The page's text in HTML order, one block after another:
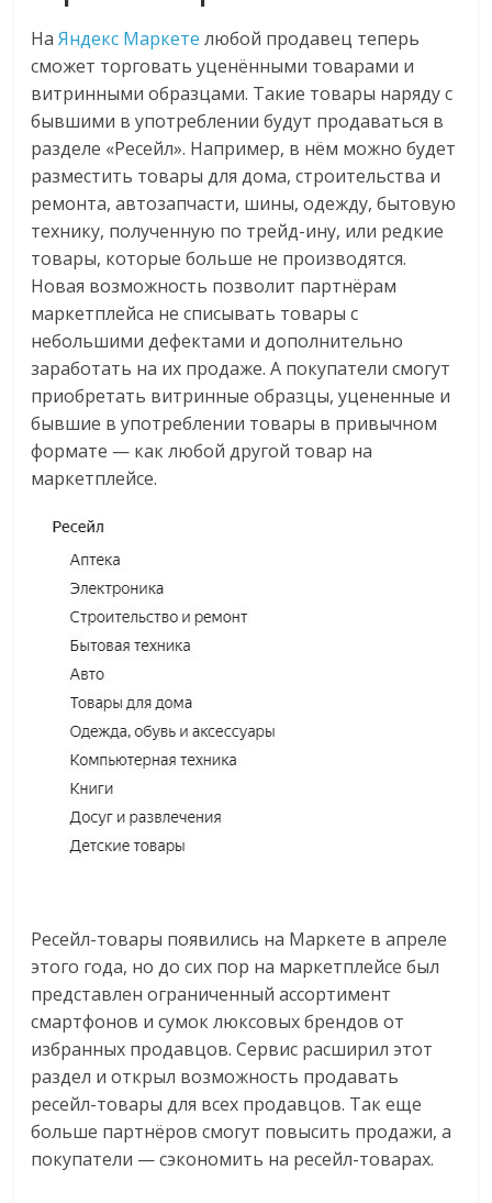
НаЯндекс Маркете любой продавец теперь
сможет торговать уценёнными товарами и
витринными образцами. Такие товары наряду с
бывшими в употреблении будут продаваться в
разделе «Ресейл». Например, в нём можно будет
разместить товары для дома, строительства и
ремонта, автозапчасти, шины, одежду, бытовую
технику, полученную по трейд-ину, или редкие
товары, которые больше не производятся.
Новая возможность позволит партнёрам
маркетплейса не списывать товары с
небольшими дефектами и дополнительно
заработать на их продаже. А покупатели смогут
приобретать витринные образцы, уцененные и
бывшие в употреблении товары в привычном
формате — как любой другой товар на
маркетплейсе.
Ресейл-товары появились на Маркете в апреле
этого года, но до сих пор на маркетплейсе был
представлен ограниченный ассортимент
смартфонов и сумок люксовых брендов от
избранных продавцов. Сервис расширил этот
раздел и открыл возможность продавать
ресейл-товары для всех продавцов. Так еще
больше партнёров смогут повысить продажи, а
покупатели — сэкономить на ресейл-товарах.